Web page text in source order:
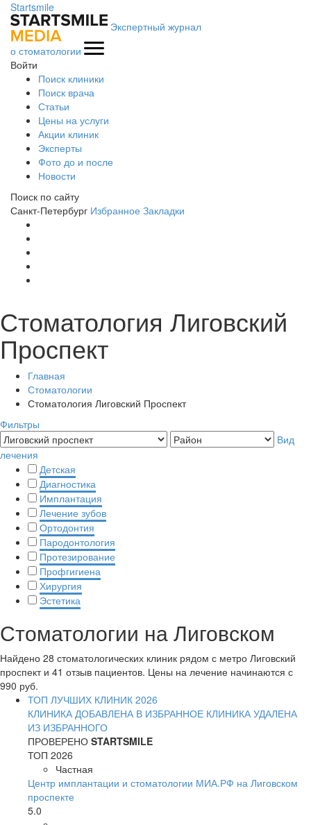
Startsmile
Экспертный журнал
о стоматологии
Войти
Поиск клиники
Поиск врача
Статьи
Цены на услуги
Акции клиник
Эксперты
Фото до и после
Новости
Поиск по сайту
Санкт-Петербург Избранное Закладки
Стоматология Лиговский
Проспект
Главная
Стоматологии
Стоматология Лиговский Проспект
Фильтры
Вид
лечения
Детская
Диагностика
Имплантация
Лечение зубов
Ортодонтия
Пародонтология
Протезирование
Профгигиена
Хирургия
Эстетика
Стоматологии на Лиговском
Найдено 28 стоматологических клиник рядом с метро Лиговский
проспект и 41 отзыв пациентов. Цены на лечение начинаются с
990 руб.
ТОП ЛУЧШИХ КЛИНИК 2026
КЛИНИКА ДОБАВЛЕНА В ИЗБРАННОЕ КЛИНИКА УДАЛЕНА
ИЗ ИЗБРАННОГО
ПРОВЕРЕНО STARTSMILE
ТОП 2026
Частная
Центр имплантации и стоматологии МИА.РФ на Лиговском
проспекте
5.0